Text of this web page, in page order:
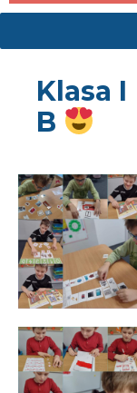
Klasa I
B